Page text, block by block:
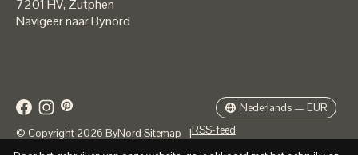
7201 HV, Zutphen
Navigeer naar Bynord
© Copyright 2026 ByNord Sitemap |RSS-feed
Nederlands — EUR